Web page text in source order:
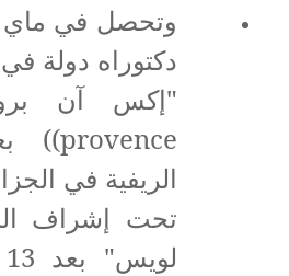
دكتوراه دولة
"إكس آن
provence
))
تحت إشراف